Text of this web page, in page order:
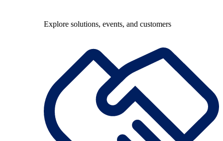
Explore solutions, events, and customers